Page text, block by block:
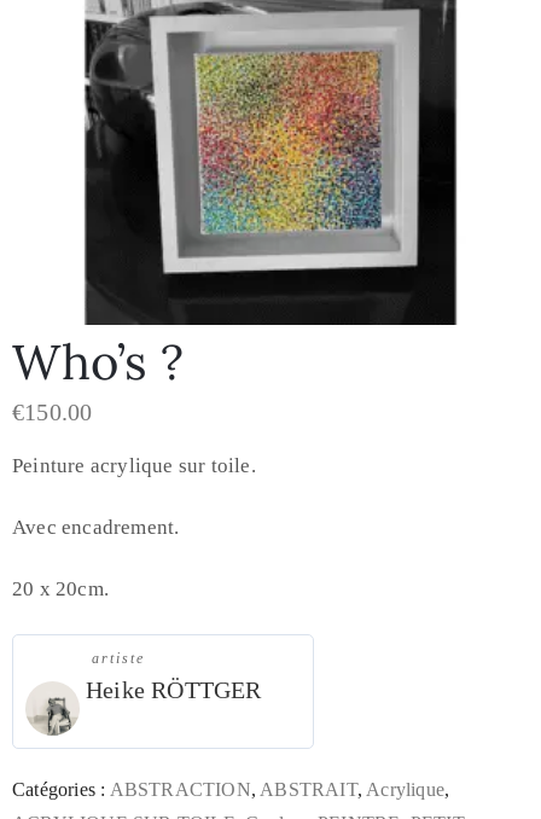
Who’s ?
€150.00
Peinture acrylique sur toile.
Avec encadrement.
20 x 20cm.
artiste
Heike RÖTTGER
Catégories : ABSTRACTION, ABSTRAIT, Acrylique,